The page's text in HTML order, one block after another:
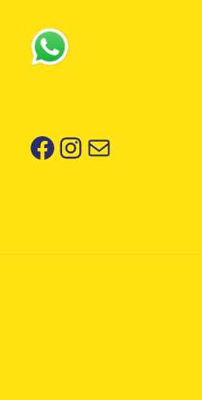
Facebook
Instagram
Correo electrónico